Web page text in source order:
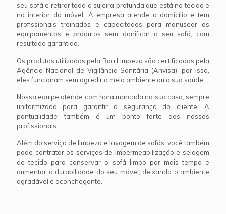
seu sofá e retirar toda a sujeira profunda que está no tecido e
no interior do móvel. A empresa atende a domicílio e tem
profissionais treinados e capacitados para manusear os
equipamentos e produtos sem danificar o seu sofá, com
resultado garantido.
Os produtos utilizados pela Boa Limpeza são certificados pela
Agência Nacional de Vigilância Sanitária (Anvisa), por isso,
eles funcionam sem agredir o meio ambiente ou a sua saúde.
Nossa equipe atende com hora marcada na sua casa, sempre
uniformizada para garantir a segurança do cliente. A
pontualidade também é um ponto forte dos nossos
profissionais.
Além do serviço de limpeza e lavagem de sofás, você também
pode contratar os serviços de impermeabilização e selagem
de tecido para conservar o sofá limpo por mais tempo e
aumentar a durabilidade do seu móvel, deixando o ambiente
agradável e aconchegante.